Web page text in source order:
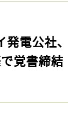
発電公社
覚書締結